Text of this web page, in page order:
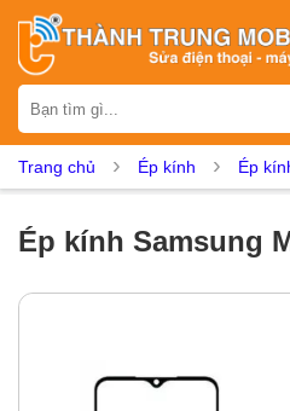
iPhone Samsung
Vsmart Huawei
Dịch vụ sửa chữa
Thay mic
Trang chủ Ép kính Ép
Ép kính Samsung